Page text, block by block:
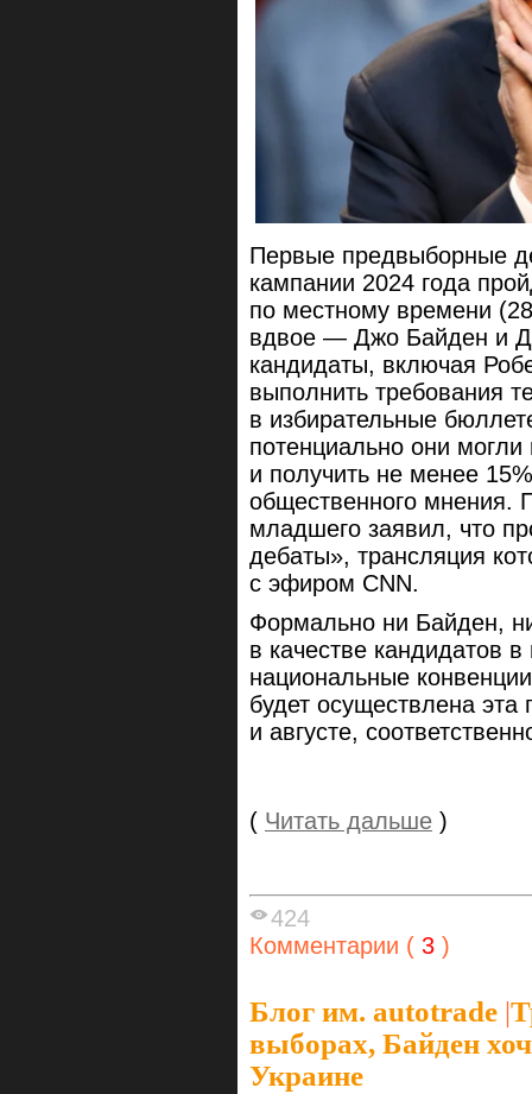
Первые предвыборные
кампании 2024 года
по местному времени
вдвое — Джо Байден и
кандидаты, включая
выполнить требования
в избирательные
потенциально они
и получить не менее
общественного мнения.
младшего заявил, что
дебаты», трансляция
с эфиром CNN.
Формально ни Байден,
в качестве кандидатов
национальные
будет осуществлена
и августе,
( Читать дальше )
424
Комментарии ( 3 )
Блог им. autotrade |
выборах, Байден
Украине